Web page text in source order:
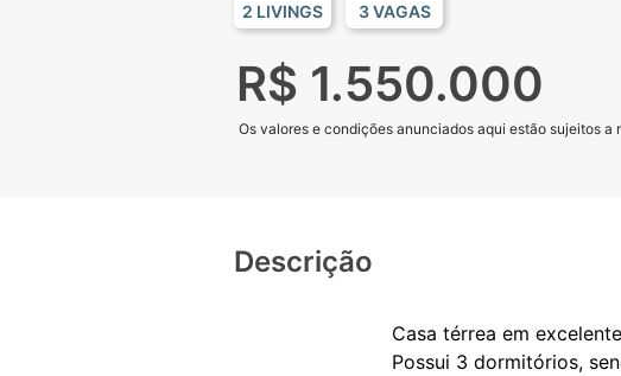
2 LIVINGS 3 VAGAS
R$ 1.550.000
Os valores e condições anunciados aqui estão sujeitos a
Descrição
Casa térrea em
Possui 3 dormitórios,